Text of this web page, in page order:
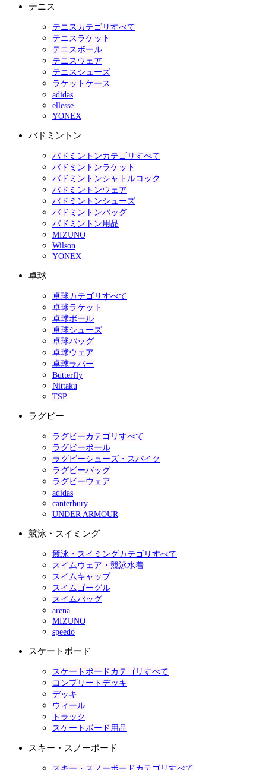
テニス
テニスカテゴリすべて
テニスラケット
テニスボール
テニスウェア
テニスシューズ
ラケットケース
adidas
ellesse
YONEX
バドミントン
バドミントンカテゴリすべて
バドミントンラケット
バドミントンシャトルコック
バドミントンウェア
バドミントンシューズ
バドミントンバッグ
バドミントン用品
MIZUNO
Wilson
YONEX
卓球
卓球カテゴリすべて
卓球ラケット
卓球ボール
卓球シューズ
卓球バッグ
卓球ウェア
卓球ラバー
Butterfly
Nittaku
TSP
ラグビー
ラグビーカテゴリすべて
ラグビーボール
ラグビーシューズ・スパイク
ラグビーバッグ
ラグビーウェア
adidas
canterbury
UNDER ARMOUR
競泳・スイミング
競泳・スイミングカテゴリすべて
スイムウェア・競泳水着
スイムキャップ
スイムゴーグル
スイムバッグ
arena
MIZUNO
speedo
スケートボード
スケートボードカテゴリすべて
コンプリートデッキ
デッキ
ウィール
トラック
スケートボード用品
スキー・スノーボード